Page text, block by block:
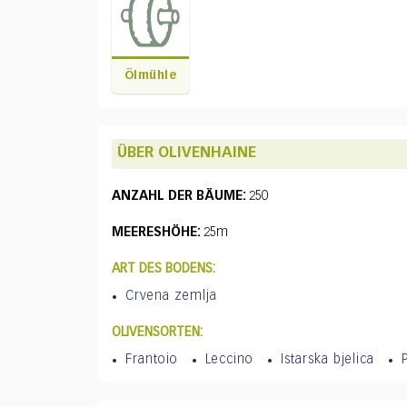
Ölmühle
ÜBER OLIVENHAINE
ANZAHL DER BÄUME: 250
MEERESHÖHE: 25m
ART DES BODENS:
Crvena zemlja
OLIVENSORTEN:
Frantoio Leccino Istarska bjelica